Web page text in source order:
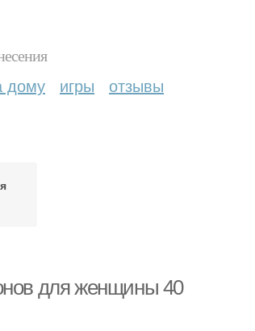
дому игры отзывы
для женщины 40